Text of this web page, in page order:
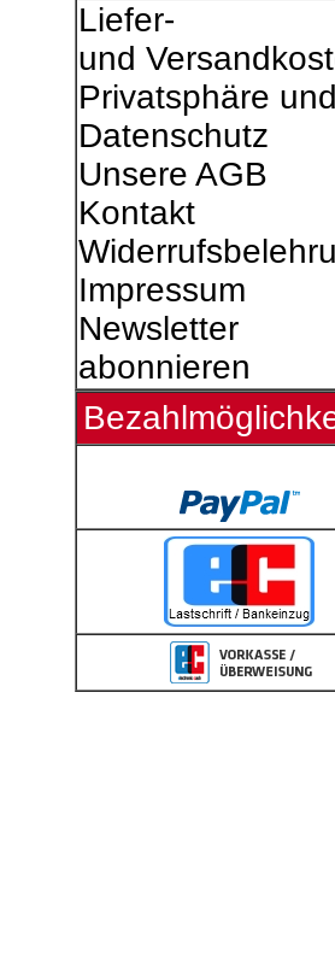
Liefer-
und
Privatsphäre und
Datenschutz
Unsere AGB
Kontakt
Impressum
Newsletter
abonnieren